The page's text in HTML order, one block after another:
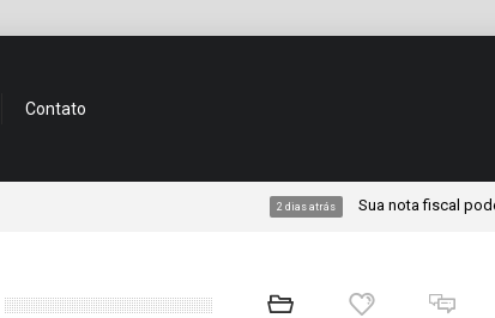
Contato
2 dias atrás Sua nota fiscal pode